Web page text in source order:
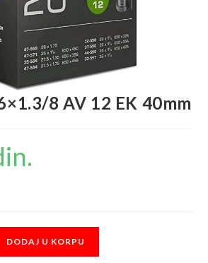
8 AV 12 EK 40mm
DODAJ U KORPU